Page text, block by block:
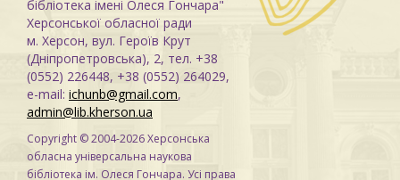
бібліотека імені Олеся Гончара"
Херсонської обласної ради
м. Херсон, вул. Героїв Крут
(Дніпропетровська), 2, тел. +38
(0552) 226448, +38 (0552) 264029,
e-mail: ichunb@gmail.com,
admin@lib.kherson.ua
Copyright © 2004-2026 Херсонська
обласна універсальна наукова
бібліотека ім. Олеся Гончара. Усі права